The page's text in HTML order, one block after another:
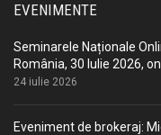
EVENIMENTE
Seminarele Naționale
România, 30 Iulie 2026,
24 iulie 2026
Eveniment de brokeraj: